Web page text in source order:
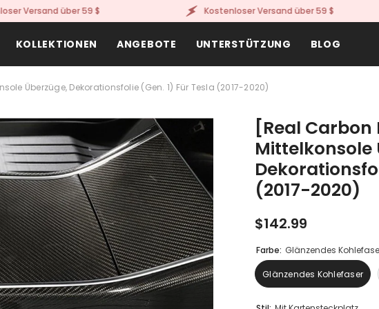
über 59 $ Kostenloser Versand über 59 $
KOLLEKTIONEN ANGEBOTE UNTERSTÜTZUNG BLOG
Überzüge, Dekorationsfolie (Gen. 1) Für Tesla (2017-2020)
[Real
Mittelkonsole
(2017-2020)
$142.99
Farbe: Glänzendes
Glänzendes Kohlefaser